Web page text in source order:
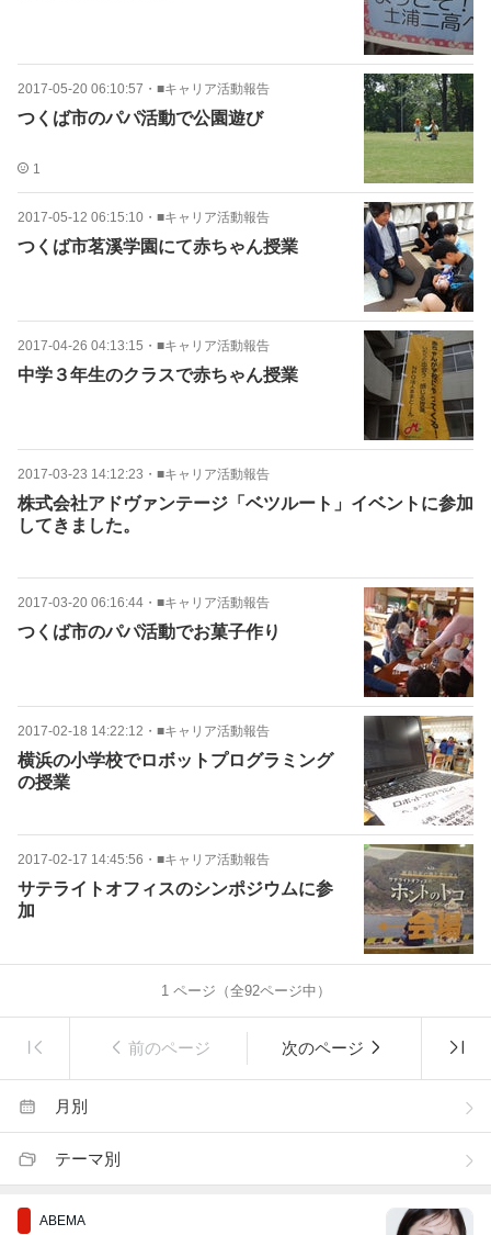
2017-05-20 06:10:57 ・ ■キャリア活動報告
つくば市のパパ活動で公園遊び
1
2017-05-12 06:15:10 ・ ■キャリア活動報告
つくば市茗溪学園にて赤ちゃん授業
2017-04-26 04:13:15 ・ ■キャリア活動報告
中学３年生のクラスで赤ちゃん授業
2017-03-23 14:12:23 ・ ■キャリア活動報告
株式会社アドヴァンテージ「ベツルート」イベントに参加
してきました。
2017-03-20 06:16:44 ・ ■キャリア活動報告
つくば市のパパ活動でお菓子作り
2017-02-18 14:22:12 ・ ■キャリア活動報告
横浜の小学校でロボットプログラミング
の授業
2017-02-17 14:45:56 ・ ■キャリア活動報告
サテライトオフィスのシンポジウムに参
加
1ページ（全92ページ中）
前のページ 次のページ
月別
テーマ別
ABEMA